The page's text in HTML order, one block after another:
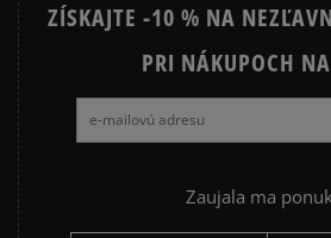
ZÍSKAJTE -10 % NA
PRI NÁKUPOCH
Zaujala ma